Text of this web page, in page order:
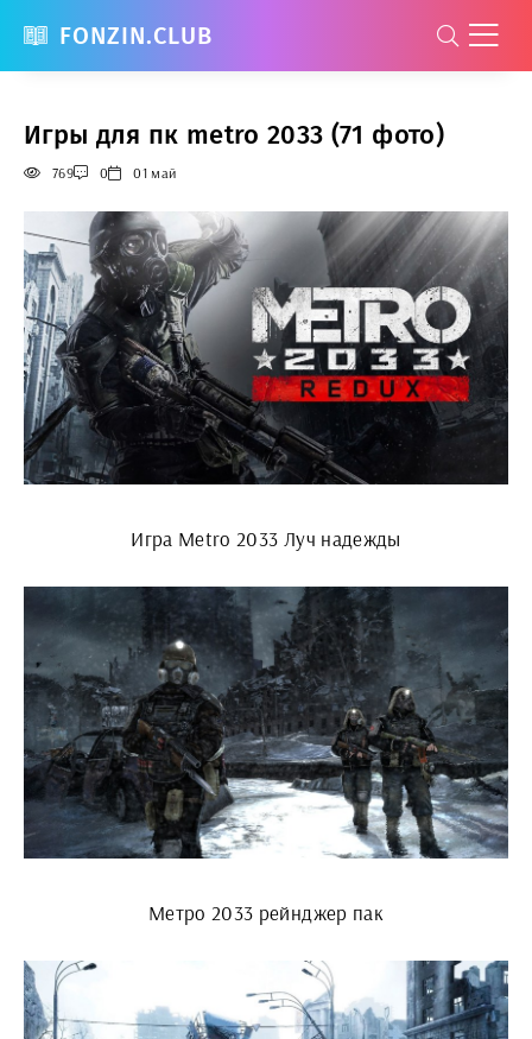
FONZIN.CLUB
Игры для пк metro 2033 (71 фото)
769 0 01 май
Игра Metro 2033 Луч надежды
Метро 2033 рейнджер пак